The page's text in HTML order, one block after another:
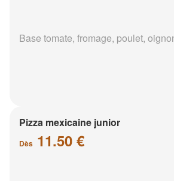
Base tomate, fromage, poulet,
Pizza mexicaine junior
Dès 11.50 €